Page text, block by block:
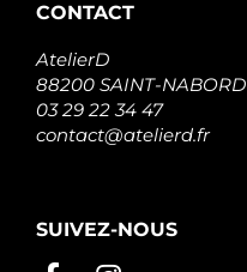
CONTACT
AtelierD
88200 SAINT-NABORD
03 29 22 34 47
contact@atelierd.fr
SUIVEZ-NOUS